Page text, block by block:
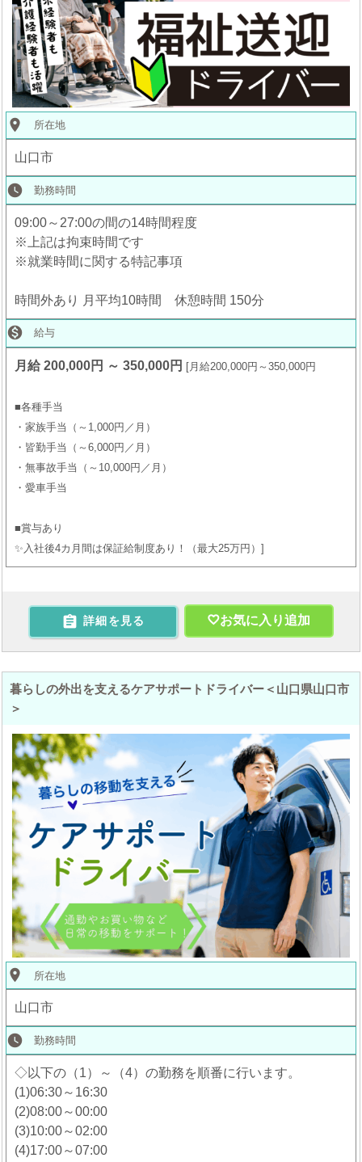
place 所在地
山口市
watch_later 勤務時間
09:00～27:00の間の14時間程度
※上記は拘束時間です
※就業時間に関する特記事項
時間外あり 月平均10時間 休憩時間 150分
 給与
月給 200,000円 ～ 350,000円 月給200,000円～350,000円
■各種手当
・家族手当（～1,000円／月）
・皆勤手当（～6,000円／月）
・無事故手当（～10,000円／月）
・愛車手当
■賞与あり
✨入社後4カ月間は保証給制度あり！（最大25万円）
 詳細を見る お気に入り追加
暮らしの外出を支えるケアサポートドライバー＜山口県山口市
＞
place 所在地
山口市
watch_later 勤務時間
◇以下の（1）～（4）の勤務を順番に行います。
(1)06:30～16:30
(2)08:00～00:00
(3)10:00～02:00
(4)17:00～07:00